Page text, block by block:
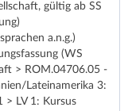
gültig ab SS
a.n.g.)
(WS
> ROM.04706.05 -
Lateinamerika 3:
> LV 1: Kursus